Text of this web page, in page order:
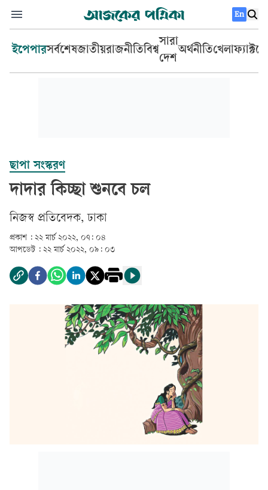
En
ইপেপারসর্বশেষজাতীয়রাজনীতিবিশ্ব
সারা
দেশ
অর্থনীতিখেলা
ছাপা সংস্করণ
দাদার কিচ্ছা শুনবে চল
নিজস্ব প্রতিবেদক, ঢাকা
প্রকাশ : ২২ মার্চ ২০২২, ০৭: ০৪
আপডেট : ২২ মার্চ ২০২২, ০৯: ০৩